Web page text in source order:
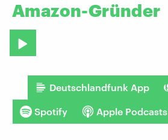
Amazon-Gründer
Deutschlandfunk App
Spotify Apple Podcasts